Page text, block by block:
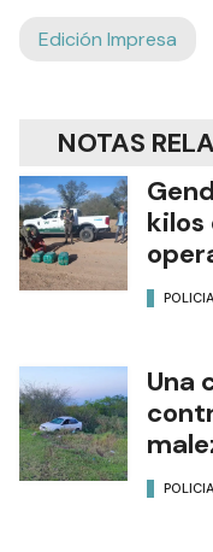
Edición Impresa
NOTAS
kilos
Una